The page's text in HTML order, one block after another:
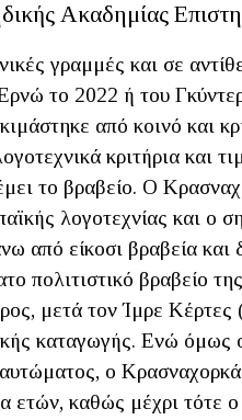
Ακαδημίας
γραμμές και σε
το 2022 ή του
από κοινό και
κριτήρια και
το βραβείο. Ο
λογοτεχνίας και ο
από είκοσι βραβεία
πολιτιστικό βραβείο
μετά τον Ίμρε
καταγωγής. Ενώ όμως
ο
ετών, καθώς μέχρι τότε ο